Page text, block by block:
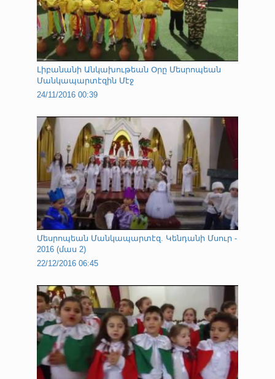
Լիբանանի Անկախութեան Օրը Մեսրոպեան
Մանկապարտէզին Մէջ
24/11/2016 00:39
Մեսրոպեան Մանկապարտէզ. Կենդանի Մսուր -
2016 (մաս 2)
22/12/2016 06:45